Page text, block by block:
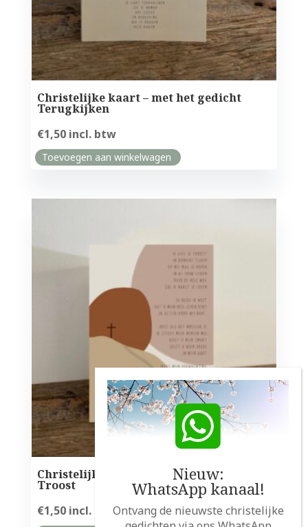
Christelijke kaart – met het gedicht
Terugkijken
€1,50 incl. btw
Toevoegen aan winkelwagen
Christelijke kaart – met het gedicht
Troost
€1,50 incl. btw
Nieuw:
WhatsApp kanaal!
Ontvang de nieuwste christelijke